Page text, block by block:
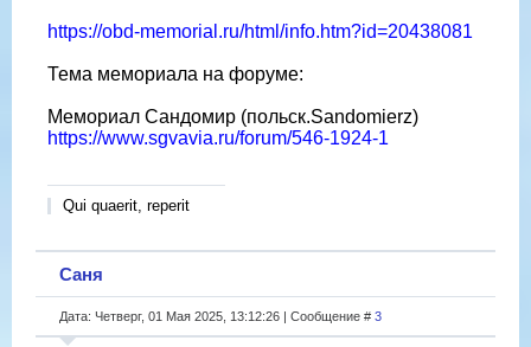
https://obd-memorial.ru/html/info.htm?id=20438081
Тема мемориала на форуме:
Мемориал Сандомир (польск.Sandomierz)
https://www.sgvavia.ru/forum/546-1924-1
Qui quaerit, reperit
Саня
Дата: Четверг, 01 Мая 2025, 13:12:26 | Сообщение # 3